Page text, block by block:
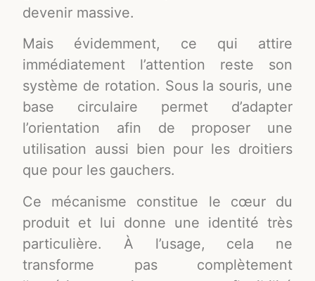
devenir massive.
Mais évidemment, ce qui attire
immédiatement l’attention reste son
système de rotation. Sous la souris, une
base circulaire permet d’adapter
l’orientation afin de proposer une
utilisation aussi bien pour les droitiers
que pour les gauchers.
Ce mécanisme constitue le cœur du
produit et lui donne une identité très
particulière. À l’usage, cela ne
transforme pas complètement